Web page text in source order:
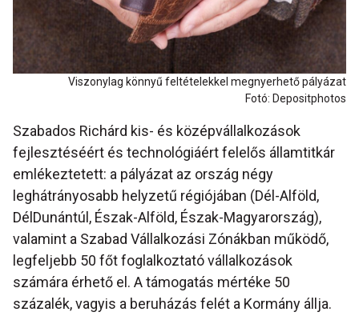
Viszonylag könnyű feltételekkel megnyerhető pályázat
Fotó: Depositphotos
Szabados Richárd kis- és középvállalkozások
fejlesztéséért és technológiáért felelős államtitkár
emlékeztetett: a pályázat az ország négy
leghátrányosabb helyzetű régiójában (Dél-Alföld,
DélDunántúl, Észak-Alföld, Észak-Magyarország),
valamint a Szabad Vállalkozási Zónákban működő,
legfeljebb 50 főt foglalkoztató vállalkozások
számára érhető el. A támogatás mértéke 50
százalék, vagyis a beruházás felét a Kormány állja.